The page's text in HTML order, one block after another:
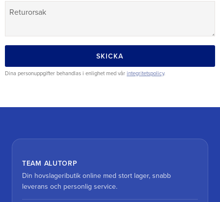
SKICKA
Dina personuppgifter behandlas i enlighet med vår integritetspolicy.
TEAM ALUTORP
Din hovslageributik online med stort lager, snabb
leverans och personlig service.